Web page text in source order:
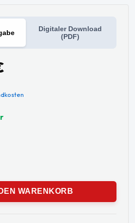
Digitaler Download
(PDF)
WARENKORB